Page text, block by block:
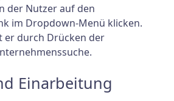
der Nutzer auf den
im Dropdown-Menü klicken.
er durch Drücken der
Einarbeitung